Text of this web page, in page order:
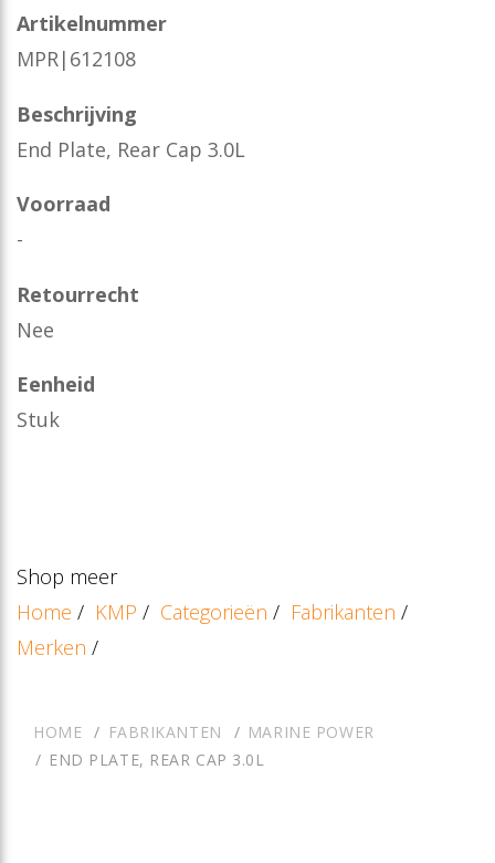
Artikelnummer
MPR|612108
Beschrijving
End Plate, Rear Cap 3.0L
Voorraad
-
Retourrecht
Nee
Eenheid
Stuk
Shop meer
Home / KMP / Categorieën / Fabrikanten /
Merken /
HOME FABRIKANTEN
MARINE POWER
END PLATE, REAR CAP 3.0L